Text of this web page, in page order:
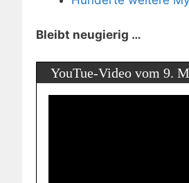
Bleibt neugierig …
YouTue-Video vom 9.